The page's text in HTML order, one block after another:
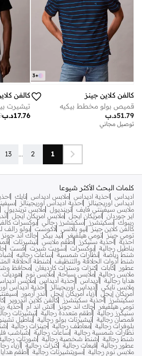
+
3
كالفن كلاين جينز
قميص بولو مخطط بيكيه
د.ب51.79
توصيل مجاني
كالفن
د.ب17.76
1
2
...
13
كلمات البحث الأكثر شيوعا
اديداس احذية اديداس ملابس اديداس نايك
اديداس اوريجينالز
احذية اديداس اوريجينالز
ملابس سيفينتي فايف ترينديول ملابس ترينديول
اير جوردان
امريكان ايجل ملابس امريكان ايجل
ريبوك
سكيتشرز سكيتشرز رجالي بوكسرات
كالفن كلاين جينز نيو بالانس لاكوست بولو رالف
تومي جينز تومي هيلفيغر تيد بيكر جاك اند جونز
احذية
احذية سنيكرز أطقم ملابس تيشيرتات
بناطيل رجالية بوكسرات سويت شيرت فست
شنط رياضة نظارات شمسية ساعات رجاليه
شنط أدوات الحلاقة والتنظيف
شنطة الحلاقة
عطور
كابات كنزات وسترات كارديغان محافظ
ملابس رجالية ملابس سباحة ملابس نوم
هدايا رجالية أديداس أحذية أديداس ملابس
ملابس نايكي أديداس أوريجينالز أحذية أديداس
أمريكان إيجل أزياء أمريكان إيجل أندر آرمور
سكيتشرز
أحذية سكيتشرز كالفن كلاين اندروير
تومي هيلفيغر
جاك اند جونز اتش اند ام أحذية
سنيكرز رجالية أطقم متعددة رجالية تيشيرتات
قمصان رجالية تيشيرتات بولو رجالية بناطيل
بلوفرات رجالية معاطف رجالية جينزات رجالية
نظارات شمسية رجالية
ساعات رجالية
شباشب
شنط رجالية
شنط شخصية رجالية شورتات
عطور رجالية
قبعات رجالية كنزات رجالية أزياء
ملابس نوم رجالية
سويتشيرتات رجالية أطقم